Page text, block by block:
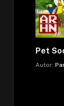
Pet
Autor: